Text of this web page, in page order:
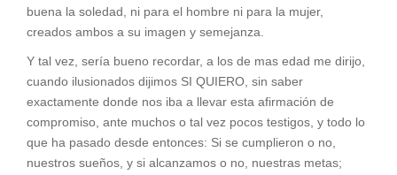
buena la soledad, ni para el hombre ni para la mujer,
creados ambos a su imagen y semejanza.
Y tal vez, sería bueno recordar, a los de mas edad me dirijo,
cuando ilusionados dijimos SI QUIERO, sin saber
exactamente donde nos iba a llevar esta afirmación de
compromiso, ante muchos o tal vez pocos testigos, y todo lo
que ha pasado desde entonces: Si se cumplieron o no,
nuestros sueños, y si alcanzamos o no, nuestras metas;